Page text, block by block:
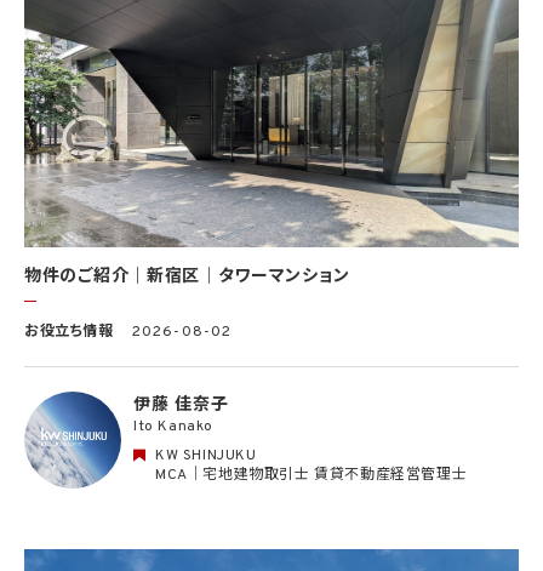
センサー、その他KWブランドを利用して事業を行う事業者のポータルサイト、ウェブ広
告、その他インターネット上において公開するため
(9) 雇用管理及び社内手続のため（役職員の個人情報について）、並びに人材採用活動
における選考及び連絡のため（応募者の個人情報について）
(10) KWエージェント並びに当社及びKW加盟店の役職員に関する情報に関して、当該
情報を当社又はKWライセンサーが運営するウェブサイト（当社又はKWライセンサーか
ら委託を受けた第三者によって運営されるウェブサイトを含み、当該ウェブサイトが一般
向けに公開される場合を含みます。）上に掲載するため
(11) 株主管理、会社法その他法令上の手続対応のため（株主、新株予約権者等の個人情
報について）
(12) 当社のサービスを通じて実施された不動産に関する取引の実績について、個人を識
別できない形式に加工した統計データを作成するため
(13) その他、上記利用目的に付随する目的のため
る運営、サービスの利用状況等を分析した情報を用いたシステムの改善及び開発並びに
することについて同意を撤回し又は異議を述べた場合には、当社はただちにその旨を当
該第三者に通知するものとします。
3. 個人情報利用目的の変更
4. 個人情報利用の制限
物件のご紹介｜新宿区｜タワーマンション
お役立ち情報 2026-08-02
伊藤 佳奈子
Ito Kanako
KW SHINJUKU
MCA｜宅地建物取引士 賃貸不動産経営管理士